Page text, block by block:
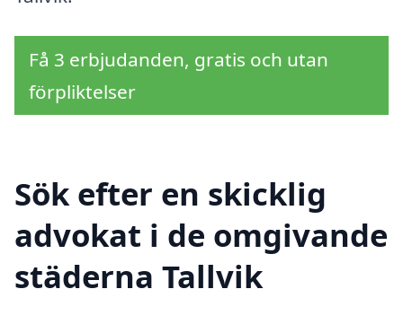
Få 3 erbjudanden, gratis och utan
förpliktelser
Sök efter en skicklig
advokat i de omgivande
städerna Tallvik